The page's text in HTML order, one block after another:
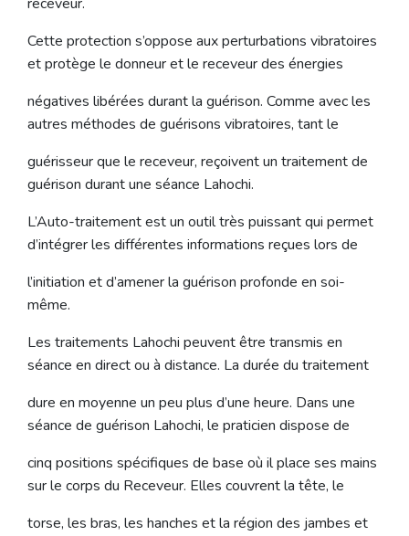
Cette protection s’oppose aux perturbations vibratoires
et protège le donneur et le receveur des énergies
négatives libérées durant la guérison. Comme avec les
autres méthodes de guérisons vibratoires, tant le
guérisseur que le receveur, reçoivent un traitement de
guérison durant une séance Lahochi.
L’Auto-traitement est un outil très puissant qui permet
d’intégrer les différentes informations reçues lors de
l’initiation et d’amener la guérison profonde en soi-
même.
Les traitements Lahochi peuvent être transmis en
séance en direct ou à distance. La durée du traitement
dure en moyenne un peu plus d’une heure. Dans une
séance de guérison Lahochi, le praticien dispose de
cinq positions spécifiques de base où il place ses mains
sur le corps du Receveur. Elles couvrent la tête, le
torse, les bras, les hanches et la région des jambes et